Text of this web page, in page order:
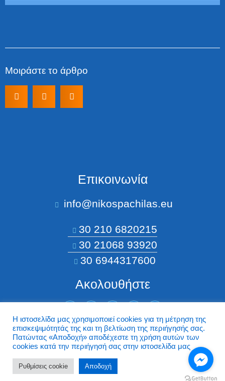
Μοιράστε το άρθρο
Επικοινωνία
info@nikospachilas.eu​
Ακολουθήστε
©2026 Nikospachilas.eu - Design by Dstream
30 210 6820215
30 21068 93920
30 6944317600
Η ιστοσελίδα μας χρησιμοποιεί cookies για τη μέτρηση της
επισκεψιμότητάς της και τη βελτίωση της περιήγησής σας.
Πατώντας «Aποδοχή» αποδέχεστε τη χρήση αυτών των
cookies κατά την περιήγησή σας στην ιστοσελίδα μας
Ρυθμίσεις cookie Aποδοχή